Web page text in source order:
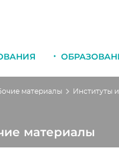
материалы
материалы